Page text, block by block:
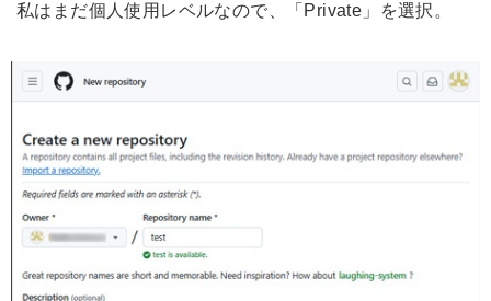
私はまだ個人使用レベルなので、「Private」を選択。